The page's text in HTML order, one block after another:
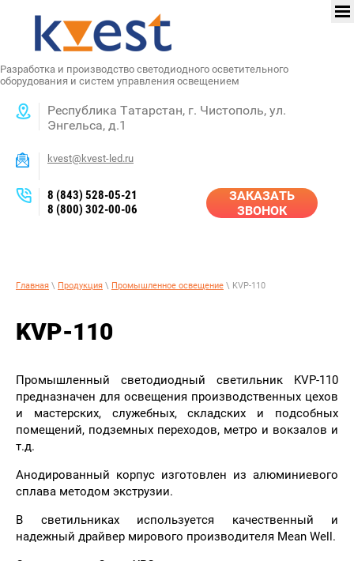
Разработка и производство светодиодного осветительного
оборудования и систем управления освещением
Республика Татарстан, г. Чистополь, ул.
Энгельса, д.1
kvest@kvest-led.ru
8 (843) 528-05-21
8 (800) 302-00-06
ЗАКАЗАТЬ
ЗВОНОК
Главная \ Продукция \ Промышленное освещение \ KVP-110
KVP-110
Промышленный светодиодный светильник KVP-110
предназначен для освещения производственных цехов
и мастерских, служебных, складских и подсобных
помещений, подземных переходов, метро и вокзалов и
т.д.
Анодированный корпус изготовлен из алюминиевого
сплава методом экструзии.
В светильниках используется качественный и
надежный драйвер мирового производителя Mean Well.